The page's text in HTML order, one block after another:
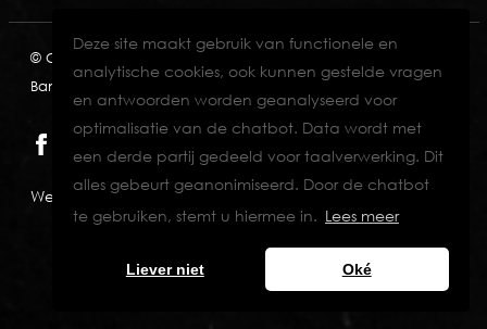
Deze site maakt gebruik van functionele en
analytische cookies, ook kunnen gestelde vragen
en antwoorden worden geanalyseerd voor
optimalisatie van de chatbot. Data wordt met
een derde partij gedeeld voor taalverwerking. Dit
alles gebeurt geanonimiseerd. Door de chatbot
te gebruiken, stemt u hiermee in. Lees meer
Liever niet Oké
© Copyright 2026 KVK: 60772697
Bank: NL82INGB0006711429
Website designed & developed by Eenvoud.